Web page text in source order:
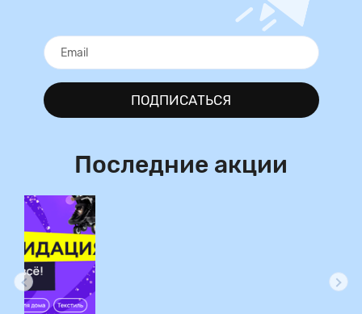
ПОДПИСАТЬСЯ
Последние акции